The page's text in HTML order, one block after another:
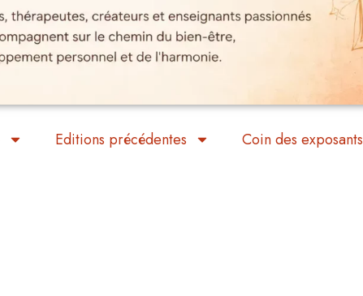
Editions précédentes Coin des exposants